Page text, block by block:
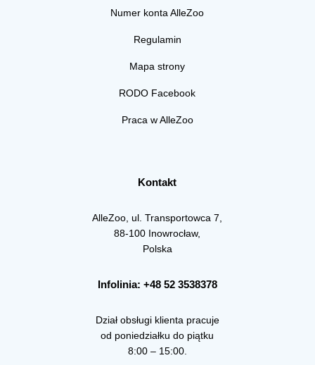
Numer konta AlleZoo
Regulamin
Mapa strony
RODO Facebook
Praca w AlleZoo
Kontakt
AlleZoo, ul. Transportowca 7,
88-100 Inowrocław,
Polska
Infolinia: +48 52 3538378
Dział obsługi klienta pracuje
od poniedziałku do piątku
8:00 – 15:00.